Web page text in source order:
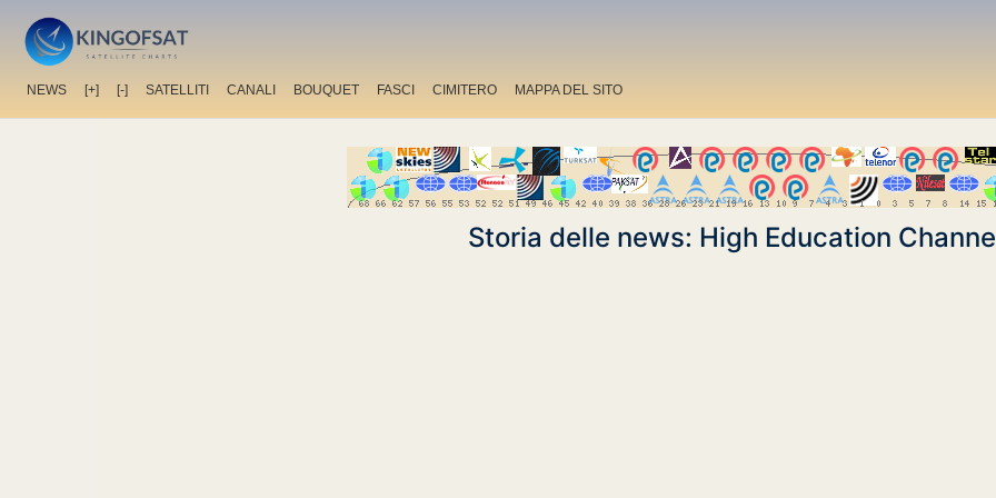
NEWS [+] [-] SATELLITI CANALI BOUQUET FASCI CIMITERO MAPPA DEL SITO
Storia delle news: High Education